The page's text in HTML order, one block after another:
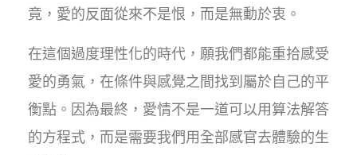
竟，愛的反面從來不是恨，而是無動於衷。
在這個過度理性化的時代，願我們都能重拾感受
愛的勇氣，在條件與感覺之間找到屬於自己的平
衡點。因為最終，愛情不是一道可以用算法解答
的方程式，而是需要我們用全部感官去體驗的生